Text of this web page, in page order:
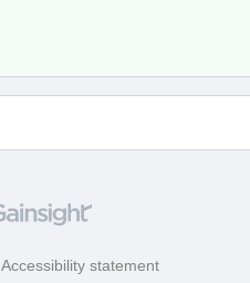
Accessibility statement